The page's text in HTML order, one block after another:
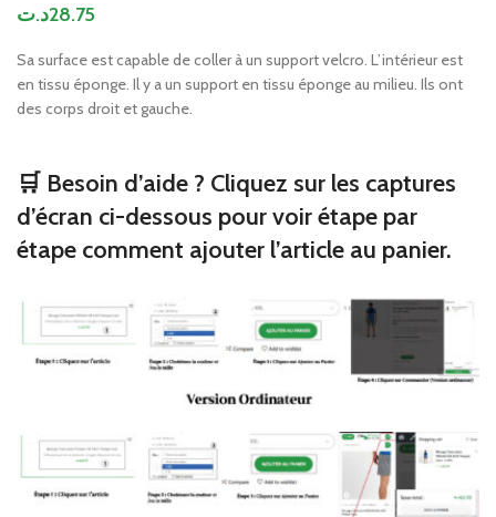
28.75د.ت
Sa surface est capable de coller à un support velcro. L’intérieur est
en tissu éponge. Il y a un support en tissu éponge au milieu. Ils ont
des corps droit et gauche.
🛒 Besoin d’aide ? Cliquez sur les captures
d’écran ci-dessous pour voir étape par
étape comment ajouter l’article au panier.